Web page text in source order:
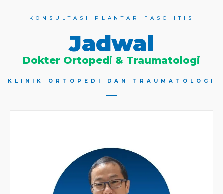
KONSULTASI PLANTAR FASCIITIS
Jadwal
Dokter Ortopedi & Traumatologi
KLINIK ORTOPEDI DAN TRAUMATOLOGI